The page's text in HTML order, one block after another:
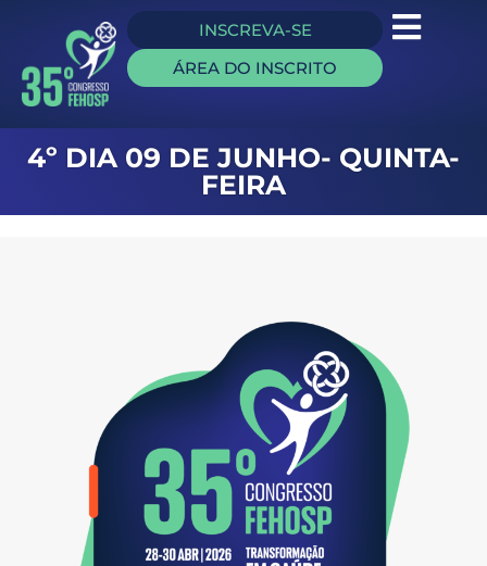
INSCREVA-SE
ÁREA DO INSCRITO
4º DIA 09 DE JUNHO- QUINTA-
FEIRA